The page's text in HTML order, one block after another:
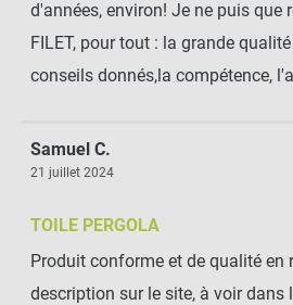
d'années, environ! Je ne puis que
FILET, pour tout : la grande
conseils donnés,la compétence,
Samuel C.
21 juillet 2024
TOILE PERGOLA
Produit conforme et de qualité en
description sur le site, à voir dans